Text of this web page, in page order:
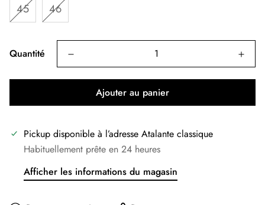
45 46
Quantité
Ajouter au panier
Pickup disponible à l’adresse Atalante classique
Habituellement prête en 24 heures
Afficher les informations du magasin